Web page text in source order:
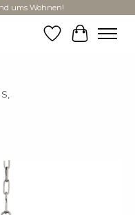
ums Wohnen!
Wunschzettel
Ihr
Items